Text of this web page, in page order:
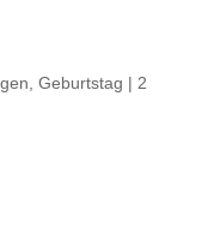
Geburtstag | 2